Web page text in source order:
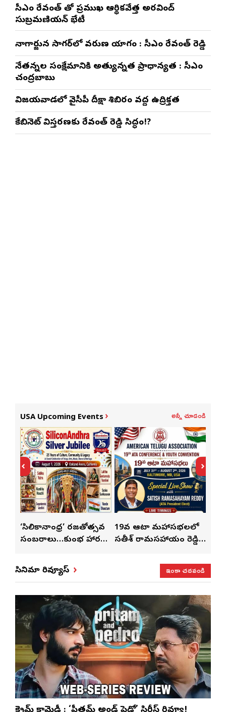
సీఎం రేవంత్ తో ప్రముఖ ఆర్థికవేత్త అరవింద్‌
సుబ్రమణియన్ భేటీ
నాగార్జున సాగ‌ర్‌లో వరుణ యాగం : సీఎం రేవంత్ రెడ్డి
నేతన్నల సంక్షేమానికి అత్యున్నత ప్రాధాన్యత : సీఎం
చంద్రబాబు
విజయవాడలో వైసీపీ దీక్షా శిబిరం వద్ద ఉద్రిక్తత
కేబినెట్ విస్తరణకు రేవంత్ రెడ్డి సిద్ధం!?
USA Upcoming Events అన్నీ చూడండి
‘సిలికానాంధ్ర’ రజతోత్సవ
సంబరాలు…కుంభ హారతి
19వ ఆటా మహాసభలలో
సతీశ్ రామసహాయం రెడ్డి
సినిమా రివ్యూస్
ఇంకా చదవండి